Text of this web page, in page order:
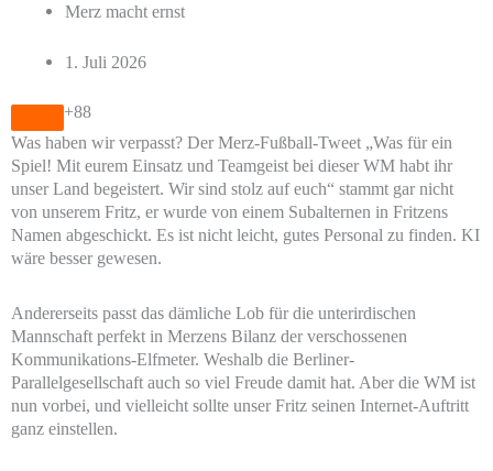
Merz macht ernst
1. Juli 2026
+88
Was haben wir verpasst? Der Merz-Fußball-Tweet „Was für ein
Spiel! Mit eurem Einsatz und Teamgeist bei dieser WM habt ihr
unser Land begeistert. Wir sind stolz auf euch“ stammt gar nicht
von unserem Fritz, er wurde von einem Subalternen in Fritzens
Namen abgeschickt. Es ist nicht leicht, gutes Personal zu finden. KI
wäre besser gewesen.
Andererseits passt das dämliche Lob für die unterirdischen
Mannschaft perfekt in Merzens Bilanz der verschossenen
Kommunikations-Elfmeter. Weshalb die Berliner-
Parallelgesellschaft auch so viel Freude damit hat. Aber die WM ist
nun vorbei, und vielleicht sollte unser Fritz seinen Internet-Auftritt
ganz einstellen.